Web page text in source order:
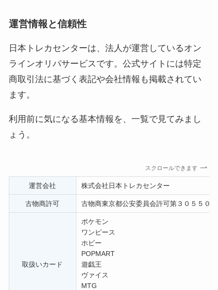
運営情報と信頼性
日本トレカセンターは、法人が運営しているオン
ラインオリパサービスです。公式サイトには特定
商取引法に基づく表記や会社情報も掲載されてい
ます。
利用前に気になる基本情報を、一覧で見てみまし
ょう。
スクロールできます
運営会社 株式会社日本トレカセンター
古物商許可 古物商東京都公安委員会許可第３０５５０
取扱いカード
ポケモン
ワンピース
ホビー
POPMART
遊戯王
ヴァイス
MTG